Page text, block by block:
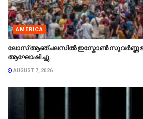
AMERICA
ലോസ് ആഞ്ചലസിൽ ഇസ്കോൺ സുവർണ്ണ
ആഘോഷിച്ചു.
AUGUST 7, 2026